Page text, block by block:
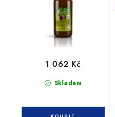
Skladem
1 062 Kč